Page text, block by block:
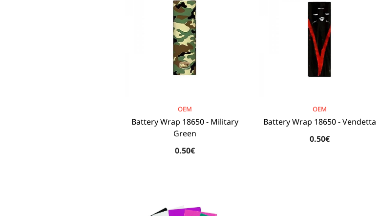
OEM
Battery Wrap 18650 - Military
Green
0.50€
OEM
Battery Wrap 18650 - Vendetta
0.50€